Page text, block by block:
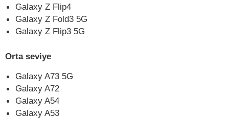
Galaxy Z Flip4
Galaxy Z Fold3 5G
Galaxy Z Flip3 5G
Orta seviye
Galaxy A73 5G
Galaxy A72
Galaxy A54
Galaxy A53